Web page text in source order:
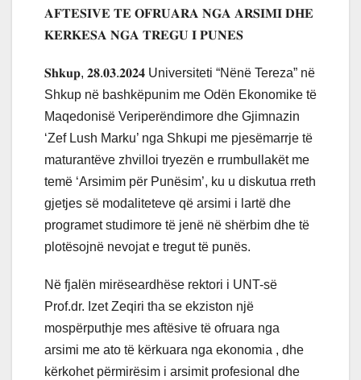
𝐀𝐅𝐓𝐄𝐒𝐈𝐕𝐄 𝐓𝐄 𝐎𝐅𝐑𝐔𝐀𝐑𝐀 𝐍𝐆𝐀 𝐀𝐑𝐒𝐈𝐌𝐈 𝐃𝐇𝐄
𝐊𝐄𝐑𝐊𝐄𝐒𝐀 𝐍𝐆𝐀 𝐓𝐑𝐄𝐆𝐔 𝐈 𝐏𝐔𝐍𝐄𝐒
𝐒𝐡𝐤𝐮𝐩, 𝟐𝟖.𝟎𝟑.𝟐𝟎𝟐𝟒 Universiteti “Nënë Tereza” në
Shkup në bashkëpunim me Odën Ekonomike të
Maqedonisë Veriperëndimore dhe Gjimnazin
‘Zef Lush Marku’ nga Shkupi me pjesëmarrje të
maturantëve zhvilloi tryezën e rrumbullakët me
temë ‘Arsimim për Punësim’, ku u diskutua rreth
gjetjes së modaliteteve që arsimi i lartë dhe
programet studimore të jenë në shërbim dhe të
plotësojnë nevojat e tregut të punës.
Në fjalën mirëseardhëse rektori i UNT-së
Prof.dr. Izet Zeqiri tha se ekziston një
mospërputhje mes aftësive të ofruara nga
arsimi me ato të kërkuara nga ekonomia , dhe
kërkohet përmirësim i arsimit profesional dhe